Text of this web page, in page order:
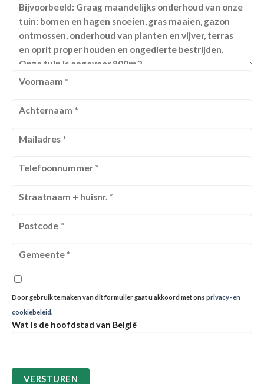
Door gebruik te maken van dit formulier gaat u akkoord met ons privacy- en
cookiebeleid.
Wat is de hoofdstad van België